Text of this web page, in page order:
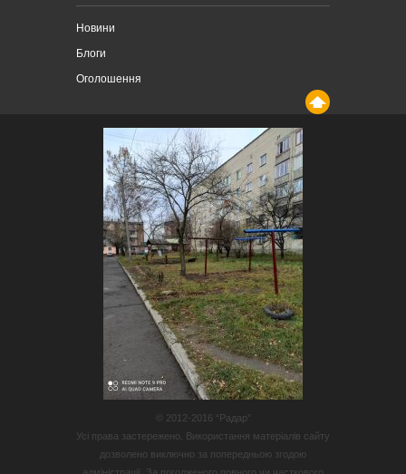
Новини
Блоги
Оголошення
© 2012-2016 “Радар”
Усі права застережено. Використання матеріалів сайту
дозволено виключно за попередньою згодою